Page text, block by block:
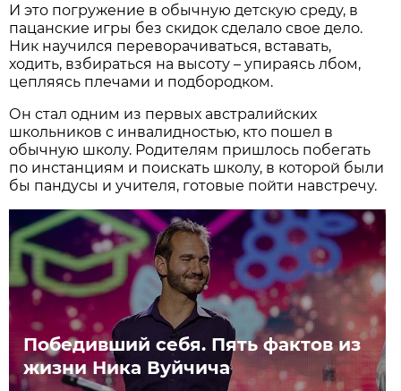
И это погружение в обычную детскую среду, в
пацанские игры без скидок сделало свое дело.
Ник научился переворачиваться, вставать,
ходить, взбираться на высоту – упираясь лбом,
цепляясь плечами и подбородком.
Он стал одним из первых австралийских
школьников с инвалидностью, кто пошел в
обычную школу. Родителям пришлось побегать
по инстанциям и поискать школу, в которой были
бы пандусы и учителя, готовые пойти навстречу.
Победивший себя. Пять фактов из
жизни Ника Вуйчича